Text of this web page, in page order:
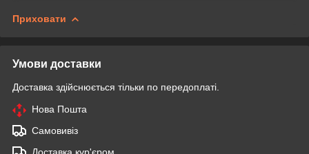
Приховати
Умови доставки
Доставка здійснюється тільки по передоплаті.
Нова Пошта
Самовивіз
Доставка кур'єром